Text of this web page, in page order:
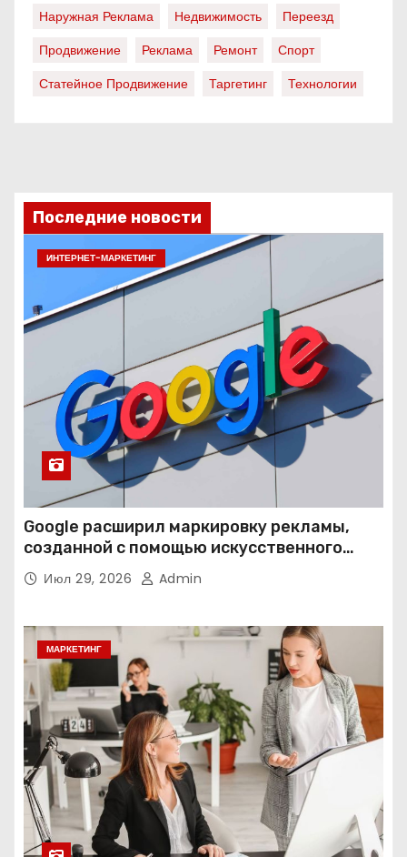
Наружная Реклама
Недвижимость
Переезд
Продвижение
Реклама Ремонт
Спорт
Статейное Продвижение
Таргетинг Технологии
Последние новости
ИНТЕРНЕТ-МАРКЕТИНГ
Google расширил маркировку рекламы,
созданной с помощью искусственного
интеллекта
Июл 29, 2026 Admin
МАРКЕТИНГ